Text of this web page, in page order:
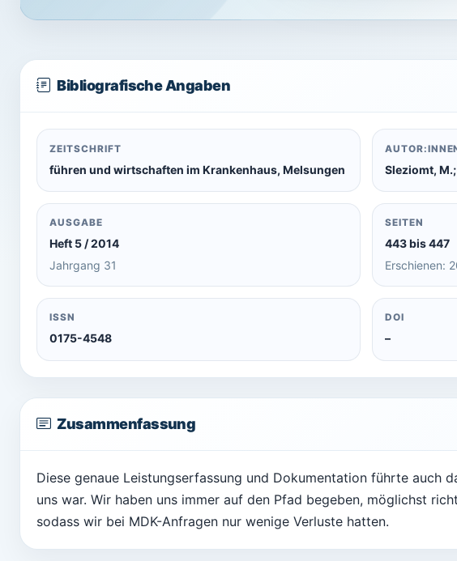
Bibliografische Angaben
ZEITSCHRIFT
führen und wirtschaften im Krankenhaus, Melsungen Sleziomt, M.;
AUSGABE
Heft 5 / 2014
Jahrgang 31
SEITEN
443 bis 447
Erschienen:
ISSN
0175-4548
DOI
–
Zusammenfassung
Diese genaue Leistungserfassung und Dokumentation führte auch
uns war. Wir haben uns immer auf den Pfad begeben, möglichst
sodass wir bei MDK-Anfragen nur wenige Verluste hatten.